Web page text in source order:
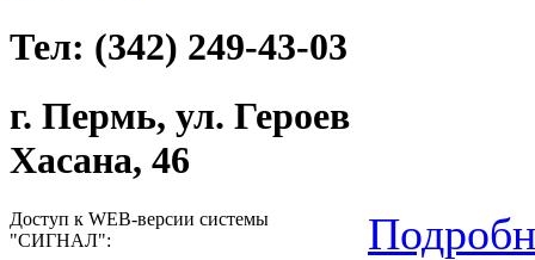
Тел: (342) 249-43-03
г. Пермь, ул. Героев
Хасана, 46
Доступ к WEB-версии системы
"СИГНАЛ":